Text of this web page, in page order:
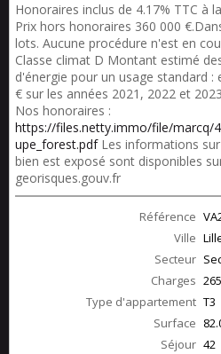
Honoraires inclus de 4.17% TTC à
Prix hors honoraires 360 000
lots. Aucune procédure n'est en
Classe climat D Montant estimé
d'énergie pour un usage standard :
€ sur les années 2021, 2022 et
Nos honoraires :
https://files.netty.immo/file/marcq/
upe_forest.pdfLes informations sur
bien est exposé sont disponibles
georisques.gouv.fr
Référence
Ville
Secteur
Charges
Type d'appartement T3
Surface
Séjour 42